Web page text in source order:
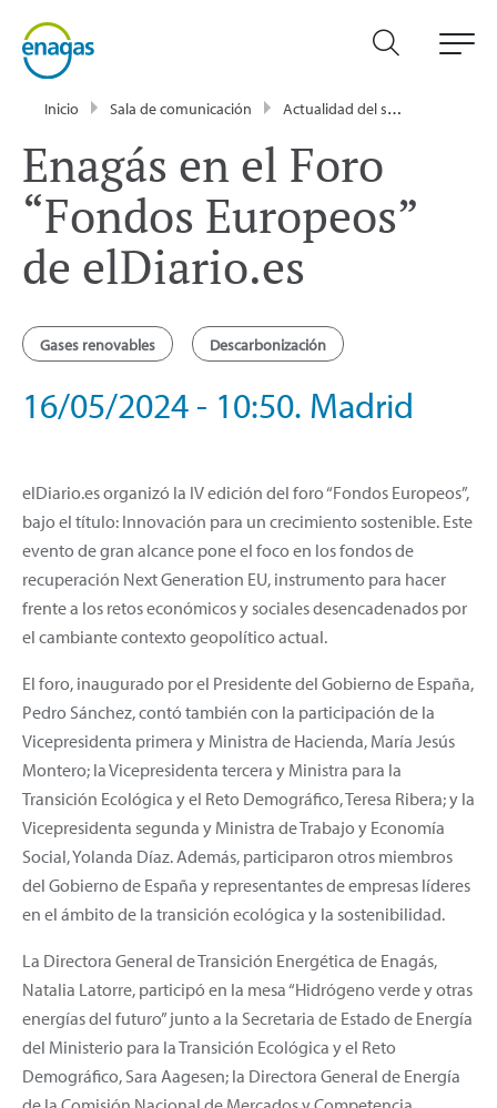
Inicio Sala de comunicación Actualidad del sector energético - Enagás
Enagás en el Foro
“Fondos Europeos”
de elDiario.es
Gases renovables Descarbonización
16/05/2024 - 10:50. Madrid
elDiario.es organizó la IV edición del foro “Fondos Europeos”,
bajo el título: Innovación para un crecimiento sostenible. Este
evento de gran alcance pone el foco en los fondos de
recuperación Next Generation EU, instrumento para hacer
frente a los retos económicos y sociales desencadenados por
el cambiante contexto geopolítico actual.
El foro, inaugurado por el Presidente del Gobierno de España,
Pedro Sánchez, contó también con la participación de la
Vicepresidenta primera y Ministra de Hacienda, María Jesús
Montero; la Vicepresidenta tercera y Ministra para la
Transición Ecológica y el Reto Demográfico, Teresa Ribera; y la
Vicepresidenta segunda y Ministra de Trabajo y Economía
Social, Yolanda Díaz. Además, participaron otros miembros
del Gobierno de España y representantes de empresas líderes
en el ámbito de la transición ecológica y la sostenibilidad.
La Directora General de Transición Energética de Enagás,
Natalia Latorre, participó en la mesa “Hidrógeno verde y otras
energías del futuro” junto a la Secretaria de Estado de Energía
del Ministerio para la Transición Ecológica y el Reto
Demográfico, Sara Aagesen; la Directora General de Energía